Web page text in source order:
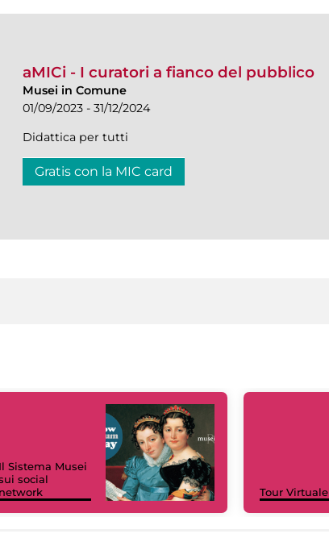
aMICi - I curatori a fianco del pubblico
Musei in Comune
01/09/2023 - 31/12/2024
Didattica per tutti
Gratis con la MIC card
Il Sistema Musei
social
network
Tour Virtuale